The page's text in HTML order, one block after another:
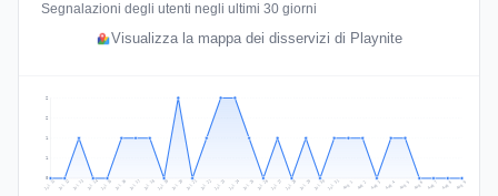
Segnalazioni degli utenti negli ultimi 30 giorni
Visualizza la mappa dei disservizi di Playnite
1
1
2
2
Jul 11 Jul 12 Jul 13 Jul 14 Jul 15 Jul 16 Jul 17 Jul 18 Jul 19 Jul 20 Jul 21 Jul 22 Jul 23 Jul 24 Jul 25 Jul 26 Jul 27 Jul 28 Jul 29 Jul 30 Jul 31 Aug 1 Aug 2 Aug 3 Aug 4 Aug 5 Aug 6 Aug 7 Aug 8 Aug 9